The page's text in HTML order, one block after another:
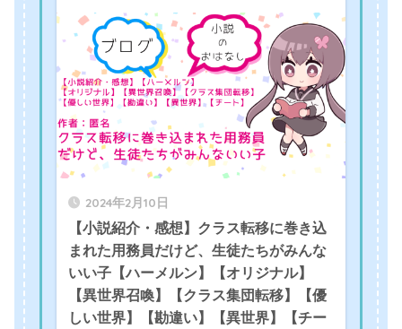
2024年2月10日
【小説紹介・感想】クラス転移に巻き込
まれた用務員だけど、生徒たちがみんな
いい子【ハーメルン】【オリジナル】
【異世界召喚】【クラス集団転移】【優
しい世界】【勘違い】【異世界】【チー